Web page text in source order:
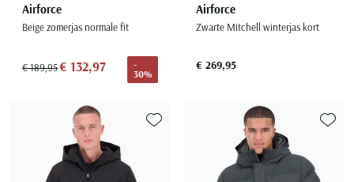
Airforce
Beige zomerjas normale fit
€ 189,95€ 132,97
-
30%
Airforce
Zwarte Mitchell winterjas kort
€ 269,95
Toevoegen aan favorieten